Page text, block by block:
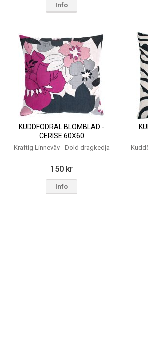
Info
KUDDFODRAL BLOMBLAD -
CERISE 60X60
Kraftig Linneväv - Dold dragkedja
150 kr
Info